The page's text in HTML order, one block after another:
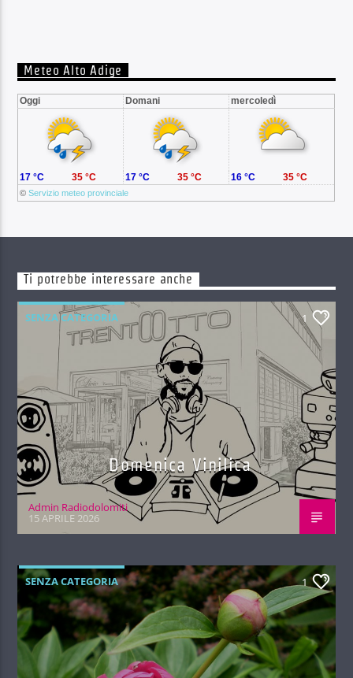
Meteo Alto Adige
Oggi Domani mercoledì
©Servizio meteo provinciale
17 °C 35 °C 17 °C 35 °C 16 °C 35 °C
Ti potrebbe interessare anche
SENZA CATEGORIA 1
Domenica Vinilica
Admin Radiodolomiti
15 APRILE 2026
SENZA CATEGORIA 1